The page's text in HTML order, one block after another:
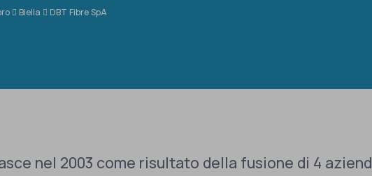
Biella DBT Fibre SpA
nel 2003 come risultato della fusione di 4